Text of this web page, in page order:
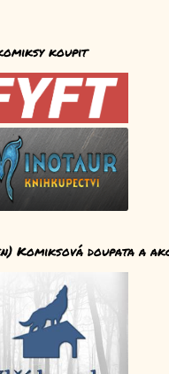
koupit
Komiksová doupata a